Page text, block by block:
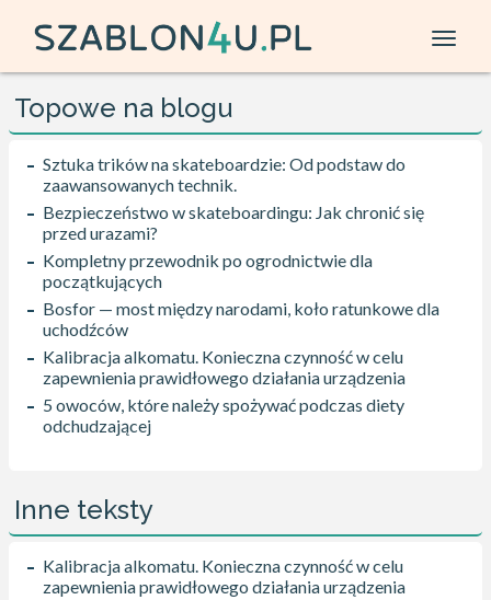
Topowe na blogu
Sztuka trików na skateboardzie: Od podstaw do
zaawansowanych technik.
Bezpieczeństwo w skateboardingu: Jak chronić się
przed urazami?
Kompletny przewodnik po ogrodnictwie dla
początkujących
Bosfor — most między narodami, koło ratunkowe dla
uchodźców
Kalibracja alkomatu. Konieczna czynność w celu
zapewnienia prawidłowego działania urządzenia
5 owoców, które należy spożywać podczas diety
odchudzającej
Inne teksty
Kalibracja alkomatu. Konieczna czynność w celu
zapewnienia prawidłowego działania urządzenia